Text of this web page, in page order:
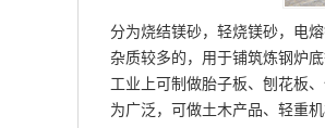
分为烧结镁砂，轻烧镁砂，电
杂质较多的，用于铺筑炼钢炉
工业上可制做胎子板、刨花板、
为广泛，可做土木产品、轻重